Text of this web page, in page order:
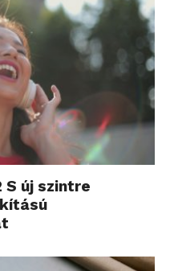
S új szintre